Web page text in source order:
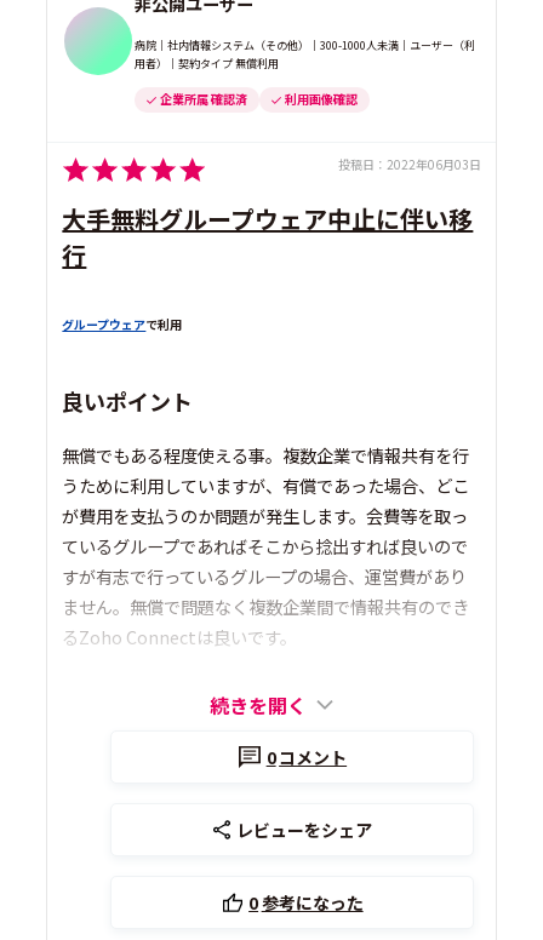
病院｜社内情報システム（その他）｜300-1000人未満｜ユーザー（利
用者）｜契約タイプ 無償利用
企業所属 確認済 利用画像確認
投稿日： 2022年06月03日
大手無料グループウェア中止に伴い移
行
グループウェアで利用
良いポイント
無償でもある程度使える事。複数企業で情報共有を行
うために利用していますが、有償であった場合、どこ
が費用を支払うのか問題が発生します。会費等を取っ
ているグループであればそこから捻出すれば良いので
すが有志で行っているグループの場合、運営費があり
ません。無償で問題なく複数企業間で情報共有のでき
るZoho Connectは良いです。
続きを開く
0コメント
レビューをシェア
0参考になった